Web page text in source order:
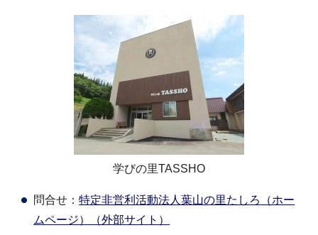
学びの里TASSHO
問合せ：特定非営利活動法人葉山の里たしろ（ホー
ムページ）（外部サイト）